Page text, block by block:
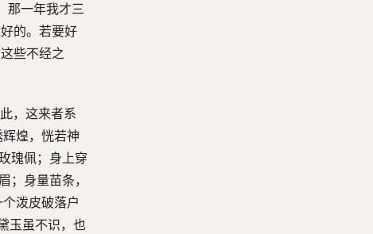
那一年我才三
的。若要好
些不经之
，这来者系
煌，恍若神
瑰佩；身上穿
；身量苗条，
泼皮破落户
玉虽不识，也